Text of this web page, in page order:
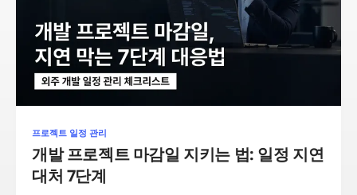
프로젝트 일정 관리
개발 프로젝트 마감일 지키는 법: 일정 지연
대처 7단계